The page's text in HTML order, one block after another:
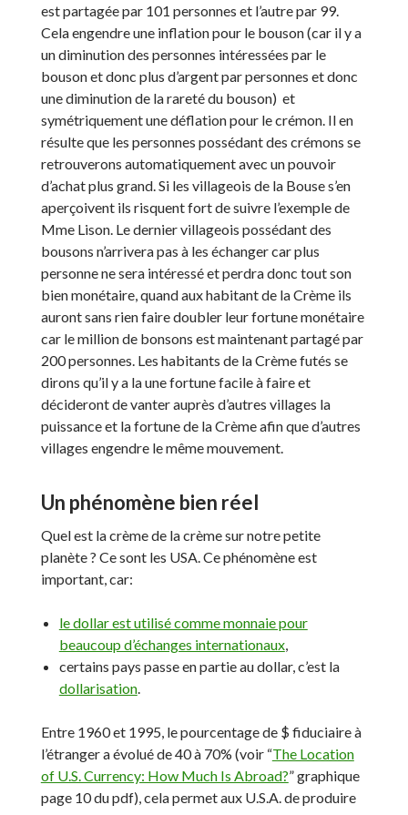
est partagée par 101 personnes et l’autre par 99.
Cela engendre une inflation pour le bouson (car il y a
un diminution des personnes intéressées par le
bouson et donc plus d’argent par personnes et donc
une diminution de la rareté du bouson) et
symétriquement une déflation pour le crémon. Il en
résulte que les personnes possédant des crémons se
retrouverons automatiquement avec un pouvoir
d’achat plus grand. Si les villageois de la Bouse s’en
aperçoivent ils risquent fort de suivre l’exemple de
Mme Lison. Le dernier villageois possédant des
bousons n’arrivera pas à les échanger car plus
personne ne sera intéressé et perdra donc tout son
bien monétaire, quand aux habitant de la Crème ils
auront sans rien faire doubler leur fortune monétaire
car le million de bonsons est maintenant partagé par
200 personnes. Les habitants de la Crème futés se
dirons qu’il y a la une fortune facile à faire et
décideront de vanter auprès d’autres villages la
puissance et la fortune de la Crème afin que d’autres
villages engendre le même mouvement.
Un phénomène bien réel
Quel est la crème de la crème sur notre petite
planète ? Ce sont les USA. Ce phénomène est
important, car:
le dollar est utilisé comme monnaie pour
beaucoup d’échanges internationaux,
certains pays passe en partie au dollar, c’est la
dollarisation.
Entre 1960 et 1995, le pourcentage de $ fiduciaire à
l’étranger a évolué de 40 à 70% (voir “The Location
of U.S. Currency: How Much Is Abroad?” graphique
page 10 du pdf), cela permet aux U.S.A. de produire